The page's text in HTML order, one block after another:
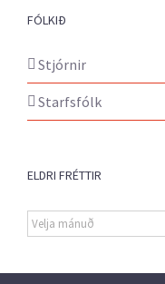
FÓLKIÐ
Stjórnir
Starfsfólk
ELDRI FRÉTTIR
Eldri
fréttir